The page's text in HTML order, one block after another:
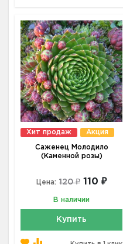
Хит продаж Акция
Саженец Молодило
(Каменной розы)
Цена: 120 ₽ 110 ₽
В наличии
Купить